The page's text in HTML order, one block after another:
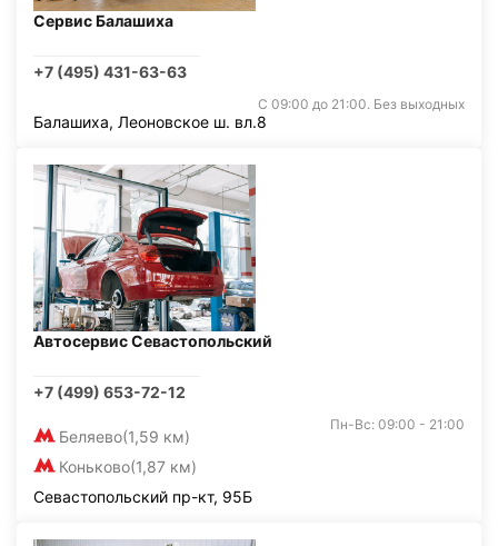
Сервис Балашиха
+7 (495) 431-63-63
С 09:00 до 21:00. Без выходных
Балашиха, Леоновское ш. вл.8
Автосервис Севастопольский
+7 (499) 653-72-12
Беляево(1,59 км)
Коньково(1,87 км)
Пн-Вс: 09:00 - 21:00
Севастопольский пр-кт, 95Б